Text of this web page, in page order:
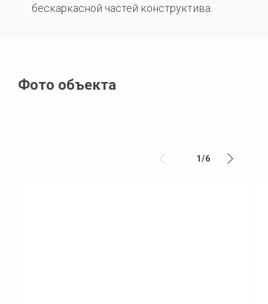
бескаркасной частей конструктива.
Фото объекта
1/6